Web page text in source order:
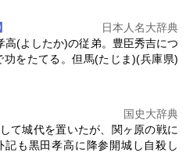
日本人名大辞典
高(よしたか)の従弟。豊臣秀吉につ
をたてる。但馬(たじま)(兵庫県)
国史大辞典
て城代を置いたが、関ヶ原の戦に
記も黒田孝高に降参開城し自殺し